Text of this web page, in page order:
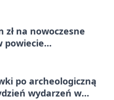
zł na nowoczesne
powiecie
po archeologiczną
wydarzeń w